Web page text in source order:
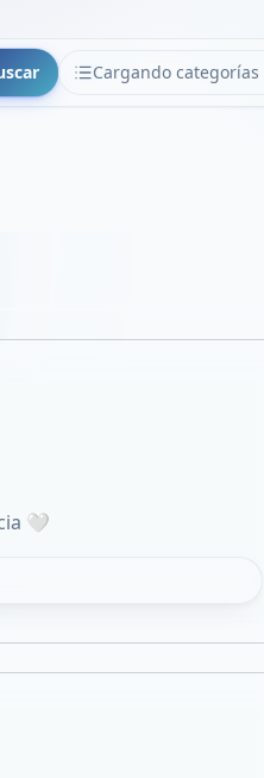
Cargando categorías
CATEGORÍAS
EN PANTALLA COMPLETA
🤍